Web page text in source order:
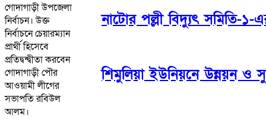
গোদাগাড়ী উপজেলা
নির্বাচন। উক্ত
নির্বাচনে চেয়ারম্যান
প্রার্থী হিসেবে
প্রতিদ্বন্দ্বীতা করবেন
গোদাগাড়ী পৌর
আওয়ামী লীগের
সভাপতি রবিউল
আলম।
নাটোর পল্লী বিদ্যুৎ সমিতি-
শিমুলিয়া ইউনিয়নে উন্নয়ন ও